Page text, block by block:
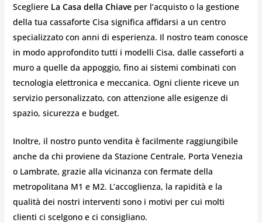
Scegliere La Casa della Chiaveper l’acquisto o la gestione
della tua cassaforte Cisa significa affidarsi a un centro
specializzato con anni di esperienza. Il nostro team conosce
in modo approfondito tutti i modelli Cisa, dalle casseforti a
muro a quelle da appoggio, fino ai sistemi combinati con
tecnologia elettronica e meccanica. Ogni cliente riceve un
servizio personalizzato, con attenzione alle esigenze di
spazio, sicurezza e budget.
Inoltre, il nostro punto vendita è facilmente raggiungibile
anche da chi proviene da Stazione Centrale, Porta Venezia
o Lambrate, grazie alla vicinanza con fermate della
metropolitana M1 e M2. L’accoglienza, la rapidità e la
qualità dei nostri interventi sono i motivi per cui molti
clienti ci scelgono e ci consigliano.